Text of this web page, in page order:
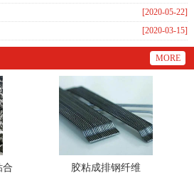
[2020-05-22]
[2020-03-15]
MORE
胶粘成排钢纤维